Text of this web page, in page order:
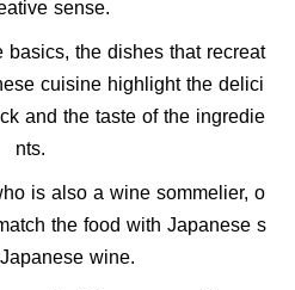
sense.
the dishes that recreat
cuisine highlight the delici
and the taste of the ingredie
nts.
is also a wine sommelier, o
the food with Japanese s
wine.